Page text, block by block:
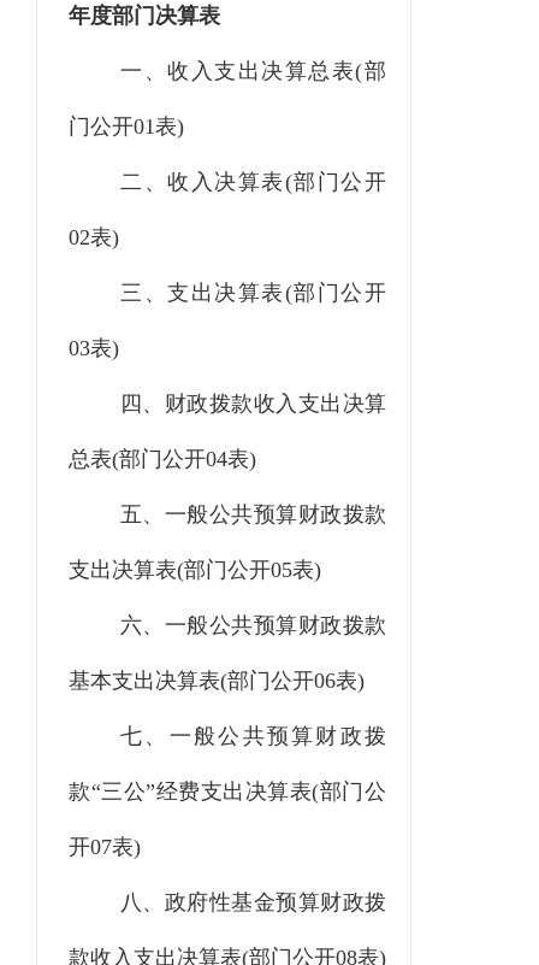
年度部门决算表
一、收入支出决算总表(部
门公开01表)
二、收入决算表(部门公开
02表)
三、支出决算表(部门公开
03表)
四、财政拨款收入支出决算
总表(部门公开04表)
五、一般公共预算财政拨款
支出决算表(部门公开05表)
六、一般公共预算财政拨款
基本支出决算表(部门公开06表)
七、一般公共预算财政拨
款“三公”经费支出决算表(部门公
开07表)
八、政府性基金预算财政拨
款收入支出决算表(部门公开08表)